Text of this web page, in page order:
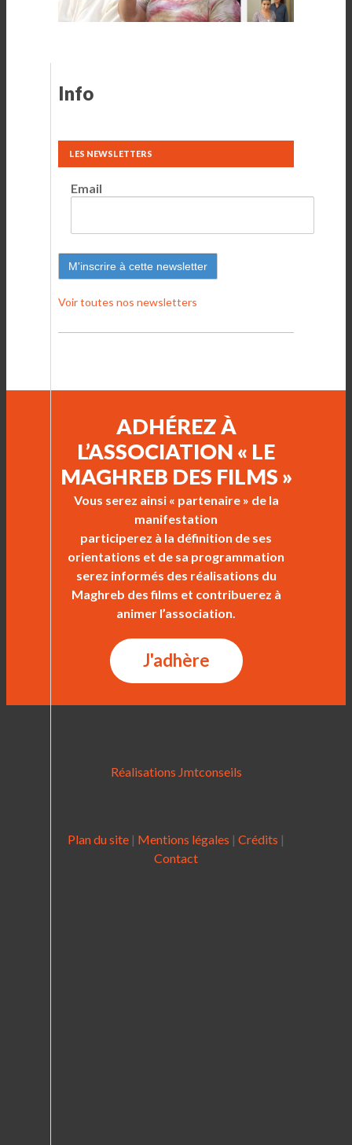
Info
LES NEWSLETTERS
Email
Voir toutes nos newsletters
ADHÉREZ À
L’ASSOCIATION « LE
MAGHREB DES FILMS »
Vous serez ainsi « partenaire » de la
manifestation
participerez à la définition de ses
orientations et de sa programmation
serez informés des réalisations du
Maghreb des films et contribuerez à
animer l’association.
J'adhère
Réalisations Jmtconseils
Plan du site | Mentions légales | Crédits |
Contact